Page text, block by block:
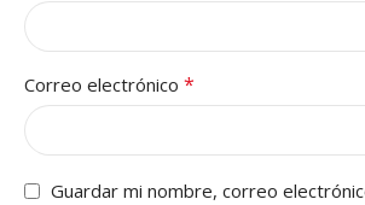
Correo electrónico *
Guardar mi nombre, correo